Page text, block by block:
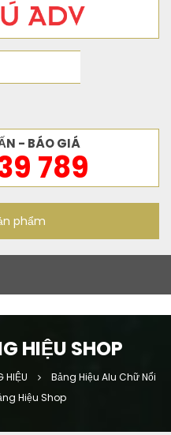
- BÁO GIÁ
789
phẩm
HIỆU SHOP
HIỆU
Bảng Hiệu Alu Chữ Nổi
Hiệu Shop